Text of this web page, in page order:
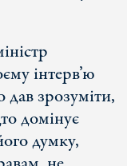
інтерв’ю
зрозуміти,
домінує
думку,